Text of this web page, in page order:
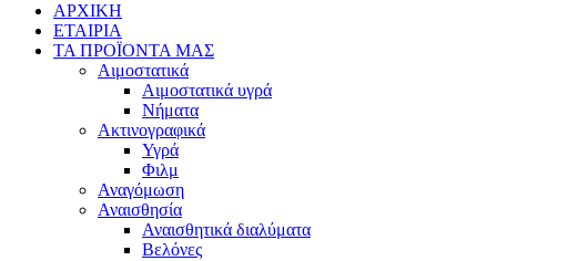
ΑΡΧΙΚΗ
ΕΤΑΙΡΙΑ
ΤΑ ΠΡΟΪΟΝΤΑ ΜΑΣ
Αιμοστατικά
Αιμοστατικά υγρά
Νήματα
Ακτινογραφικά
Υγρά
Φιλμ
Αναγόμωση
Αναισθησία
Αναισθητικά διαλύματα
Βελόνες